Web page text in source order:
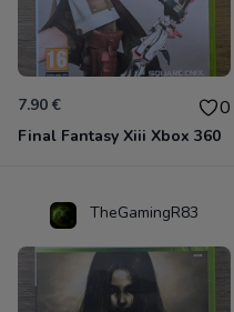
7.90 € 0
Final Fantasy Xiii Xbox 360
TheGamingR83